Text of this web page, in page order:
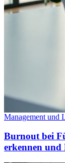
Management und
Burnout bei
erkennen und